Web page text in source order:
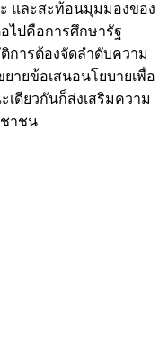
และสะท้อนมุมมองของ
ไปคือการศึกษารัฐ
การต้องจัดลำดับความ
ายข้อเสนอนโยบายเพื่อ
ดียวกันก็ส่งเสริมความ
ชาชน